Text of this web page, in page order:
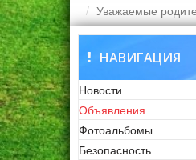
Уважаемые
НАВИГАЦИЯ
Новости
Объявления
Фотоальбомы
Безопасность